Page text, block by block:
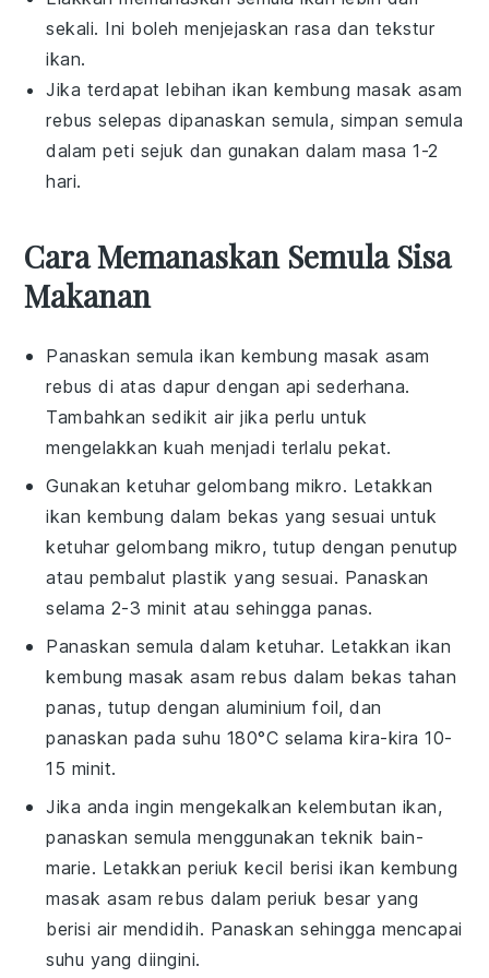
sekali. Ini boleh menjejaskan rasa dan tekstur
ikan.
Jika terdapat lebihanikan kembung masak asam
rebus selepas dipanaskan semula, simpan semula
dalam peti sejuk dan gunakan dalam masa 1-2
hari.
Cara Memanaskan Semula Sisa
Makanan
Panaskan semulaikan kembung masak asam
rebus di atas dapur dengan api sederhana.
Tambahkan sedikitair jika perlu untuk
mengelakkan kuah menjadi terlalu pekat.
Gunakan ketuhar gelombang mikro. Letakkan
ikan kembung dalam bekas yang sesuai untuk
ketuhar gelombang mikro, tutup dengan penutup
atau pembalut plastik yang sesuai. Panaskan
selama 2-3 minit atau sehingga panas.
Panaskan semula dalam ketuhar. Letakkanikan
kembung masak asam rebus dalam bekas tahan
panas, tutup dengan aluminium foil, dan
panaskan pada suhu 180°C selama kira-kira 10-
15 minit.
Jika anda ingin mengekalkan kelembutan ikan,
panaskan semula menggunakan teknik bain-
marie. Letakkan periuk kecil berisiikan kembung
masak asam rebus dalam periuk besar yang
berisi air mendidih. Panaskan sehingga mencapai
suhu yang diingini.